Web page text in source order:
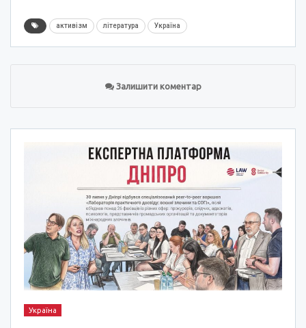
активізм література Україна
Залишити коментар
Україна